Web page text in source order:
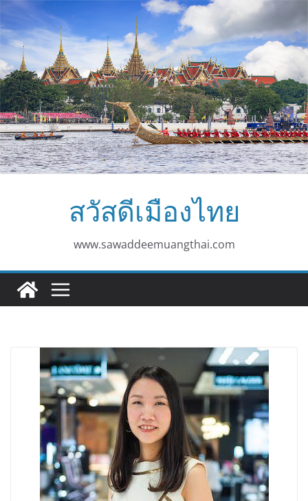
Skip
to
content
สวัสดีเมืองไทย
www.sawaddeemuangthai.com